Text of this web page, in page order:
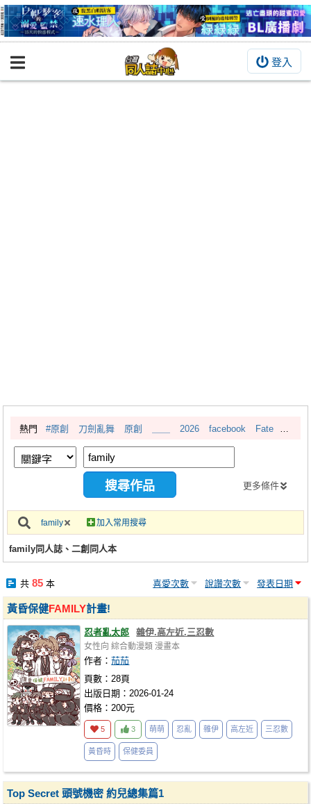
登入
BOOKY書集倉庫
繪圖藝廊
交流中心
攤位轉讓區
會員中心
註冊會員
熱門 #原創 刀劍亂舞 原創 2026 facebook Fate
更多條件
family 加入常用搜尋
family同人誌、二創同人本
共 85本 喜愛次數 說讚次數 發表日期
黃昏保健FAMILY計畫!
忍者亂太郎 雜伊.高左近.三忍數
女性向 綜合動漫類 漫畫本
作者：茄茄
頁數：28頁
出版日期：2026-01-24
價格：200元
5 3 萌萌 忍亂 雜伊 高左近 三忍數
黃昏時 保健委員
Top Secret 頭號機密 約兒總集篇1